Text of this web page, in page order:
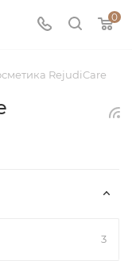
0
RejudiCare
3